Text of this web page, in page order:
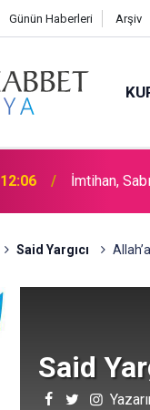
Günün Haberleri Arşiv
15:30 Okullarda
Said Yargıcı
Said